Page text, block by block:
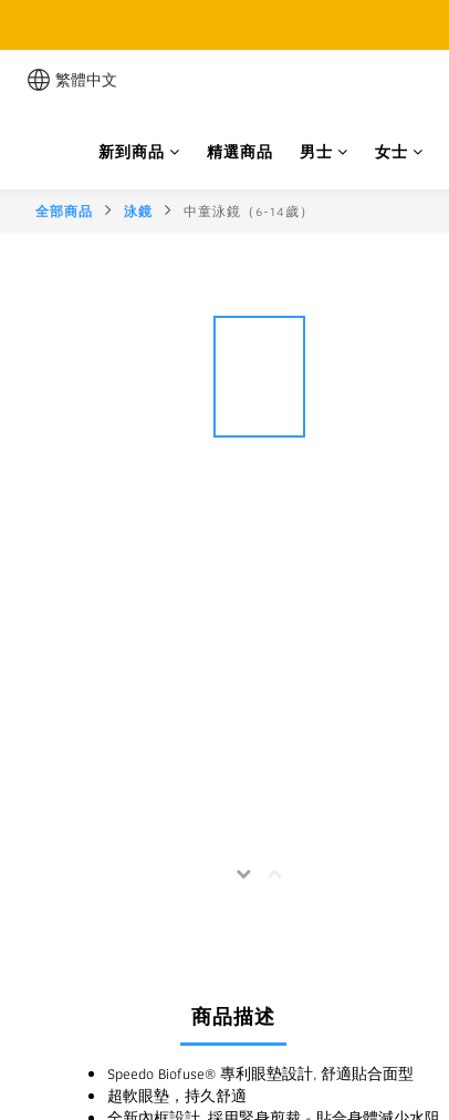
繁體中文
新到商品 精選商品 男士 女士
全部商品 泳鏡 中童泳鏡（6-14歲）
商品描述
Speedo Biofuse® 專利眼墊設計, 舒適貼合面型
超軟眼墊，持久舒適